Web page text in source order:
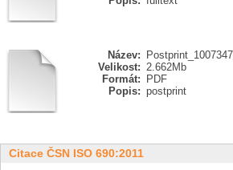
Název:
Velikost: 2.662Mb
Formát:
PDF
Popis: postprint
Citace ČSN ISO 690:2011